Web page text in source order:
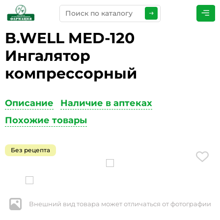
B.WELL MED-120
Ингалятор
компрессорный
Описание
Наличие в аптеках
Похожие товары
Без рецепта
Внешний вид товара может отличаться от фотографии
ПРЕДСТАВЬТЕСЬ*